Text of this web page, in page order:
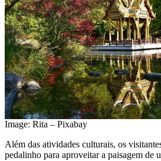
Image: Rita – Pixabay
Além das atividades culturais, os
pedalinho para aproveitar a paisagem de